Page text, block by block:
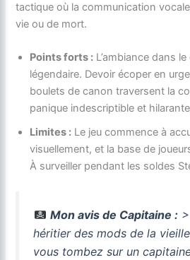
tactique où la communication
vie ou de mort.
Points forts : L’ambiance dans
légendaire. Devoir écoper en
boulets de canon traversent la
panique indescriptible et
Limites : Le jeu commence à
visuellement, et la base de
À surveiller pendant les soldes
Mon avis de Capitaine :>
héritier des mods de la
vous tombez sur un